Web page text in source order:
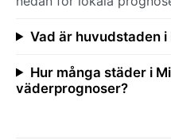
Vad är huvudstaden i
Hur många städer i
väderprognoser?